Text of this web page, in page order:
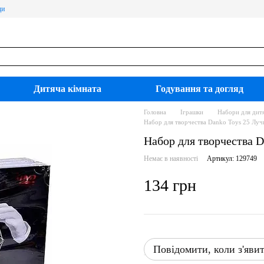
Дитяча кімната Годування та догляд
Головна Іграшки
Набори для
Набор для творчества Danko Toys 25
Набор для
Немає в наявності Артикул: 129749
134 грн
Повідомити, коли